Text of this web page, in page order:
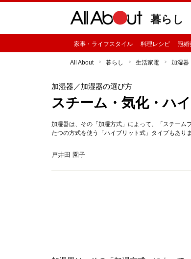
暮らし
家事・ライフスタイル 料理レシピ 冠婚
All About 暮らし 生活家電 加湿器
加湿器 ／加湿器の選び方
スチーム・気化・ハ
加湿器は、その「加湿方式」によって、「スチーム
たつの方式を使う「ハイブリット式」タイプもあり
戸井田 園子